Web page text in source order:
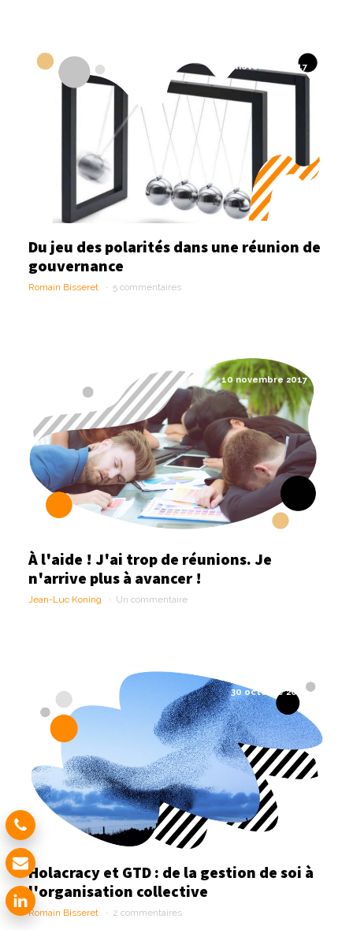
30 novembre 2017
Du jeu des polarités dans une réunion de
gouvernance
Romain Bisseret 5 commentaires
10 novembre 2017
À l'aide ! J'ai trop de réunions. Je
n'arrive plus à avancer !
Jean-Luc Koning Un commentaire
30 octobre 2017
Holacracy et GTD : de la gestion de soi à
l'organisation collective
Romain Bisseret 2 commentaires